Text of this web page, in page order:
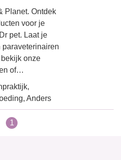
Planet. Ontdek
voor je
pet. Laat je
onze
of…
Anders
1